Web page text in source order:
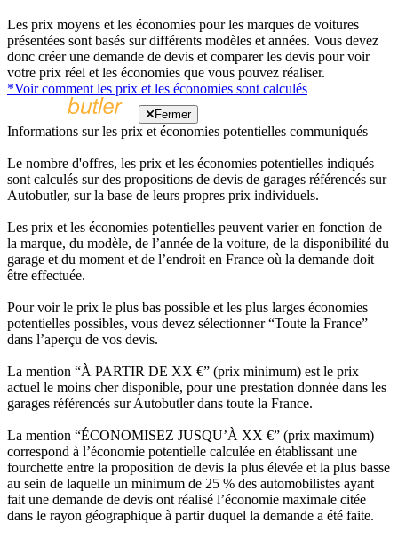
Les prix moyens et les économies pour les marques de voitures
présentées sont basés sur différents modèles et années. Vous devez
donc créer une demande de devis et comparer les devis pour voir
votre prix réel et les économies que vous pouvez réaliser.
*Voir comment les prix et les économies sont calculés
Fermer
Informations sur les prix et économies potentielles communiqués
Le nombre d'offres, les prix et les économies potentielles indiqués
sont calculés sur des propositions de devis de garages référencés sur
Autobutler, sur la base de leurs propres prix individuels.
Les prix et les économies potentielles peuvent varier en fonction de
la marque, du modèle, de l’année de la voiture, de la disponibilité du
garage et du moment et de l’endroit en France où la demande doit
être effectuée.
Pour voir le prix le plus bas possible et les plus larges économies
potentielles possibles, vous devez sélectionner “Toute la France”
dans l’aperçu de vos devis.
La mention “À PARTIR DE XX €” (prix minimum) est le prix
actuel le moins cher disponible, pour une prestation donnée dans les
garages référencés sur Autobutler dans toute la France.
La mention “ÉCONOMISEZ JUSQU’À XX €” (prix maximum)
correspond à l’économie potentielle calculée en établissant une
fourchette entre la proposition de devis la plus élevée et la plus basse
au sein de laquelle un minimum de 25 % des automobilistes ayant
fait une demande de devis ont réalisé l’économie maximale citée
dans le rayon géographique à partir duquel la demande a été faite.